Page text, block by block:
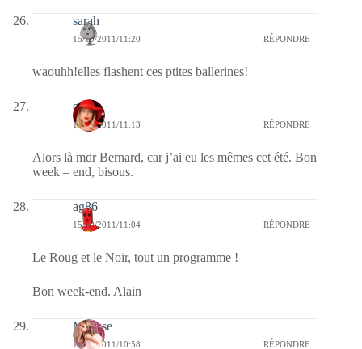
sarah
15/10/2011/11:20 RÉPONDRE
waouhh!elles flashent ces ptites ballerines!
ema
15/10/2011/11:13 RÉPONDRE
Alors là mdr Bernard, car j’ai eu les mêmes cet été. Bon
week – end, bisous.
ag86
15/10/2011/11:04 RÉPONDRE
Le Roug et le Noir, tout un programme !
Bon week-end. Alain
Mousse
15/10/2011/10:58 RÉPONDRE